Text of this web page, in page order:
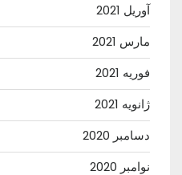
آوریل 2021
مارس 2021
فوریه 2021
ژانویه 2021
دسامبر 2020
نوامبر 2020